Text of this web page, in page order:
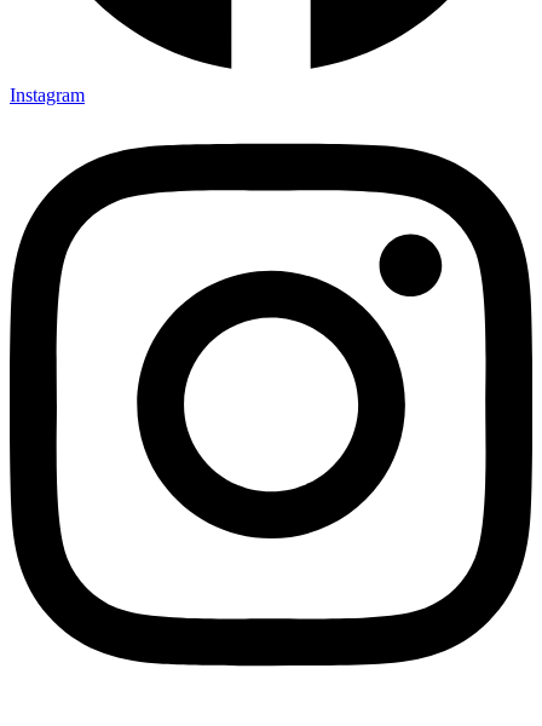
Instagram